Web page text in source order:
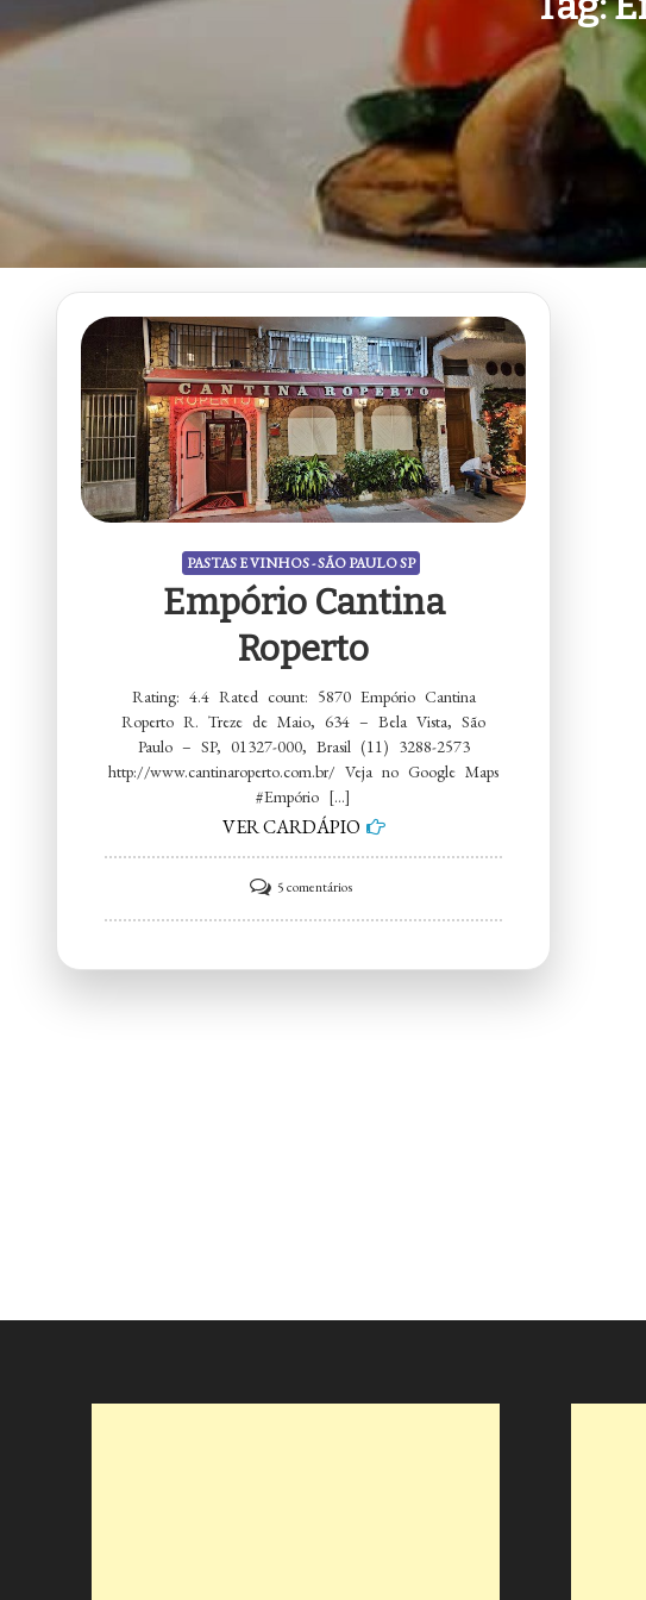
PASTAS E VINHOS - SÃO PAULO SP
Empório Cantina
Roperto
Rating: 4.4 Rated count: 5870 Empório Cantina
Roperto R. Treze de Maio, 634 – Bela Vista, São
Paulo – SP, 01327-000, Brasil (11) 3288-2573
http://www.cantinaroperto.com.br/ Veja no Google Maps
#Empório […]
VER CARDÁPIO
5 comentáriosem
Empório